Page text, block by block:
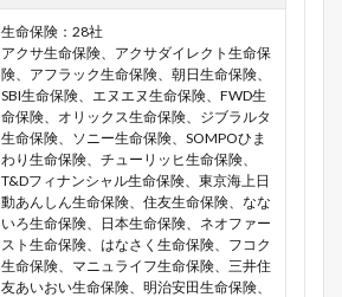
生命保険：28社
アクサ生命保険、アクサダイレクト生命保
険、アフラック生命保険、朝日生命保険、
SBI生命保険、エヌエヌ生命保険、FWD生
命保険、オリックス生命保険、ジブラルタ
生命保険、ソニー生命保険、SOMPOひま
わり生命保険、チューリッヒ生命保険、
T&Dフィナンシャル生命保険、東京海上日
動あんしん生命保険、住友生命保険、なな
いろ生命保険、日本生命保険、ネオファー
スト生命保険、はなさく生命保険、フコク
生命保険、マニュライフ生命保険、三井住
友あいおい生命保険、明治安田生命保険、